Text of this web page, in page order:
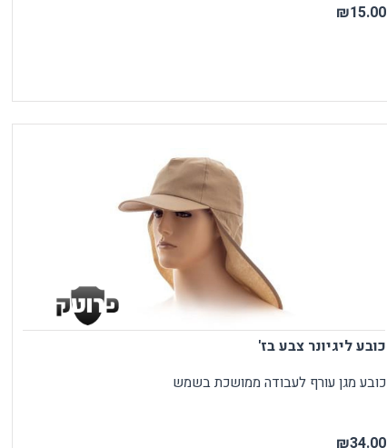
₪15.00
כובע ליגיונר צבע בז'
כובע מגן עורף לעבודה ממושכת בשמש
₪34.00